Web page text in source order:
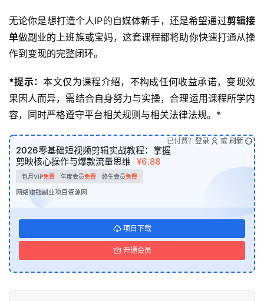
无论你是想打造个人IP的自媒体新手，还是希望通过剪辑接
单做副业的上班族或宝妈，这套课程都将助你快速打通从操
作到变现的完整闭环。
*提示：本文仅为课程介绍，不构成任何收益承诺，变现效
果因人而异，需结合自身努力与实操，合理运用课程所学内
容，同时严格遵守平台相关规则与相关法律法规。*
2026零基础短视频剪辑实战教程：掌握
剪映核心操作与爆款流量思维 ¥6.88
包月VIP免费 年度会员免费 终生会员免费
网络赚钱副业项目资源网
项目下载
开通会员
已付费？ 登录 或 刷新